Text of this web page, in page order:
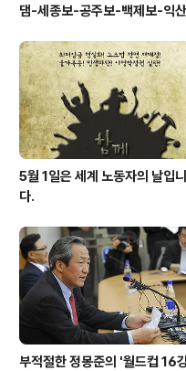
댐-세종보-공주보-백제보-익산
5월 1일은 세계 노동자의 날입니
다.
부적절한 정몽준의 '월드컵 16